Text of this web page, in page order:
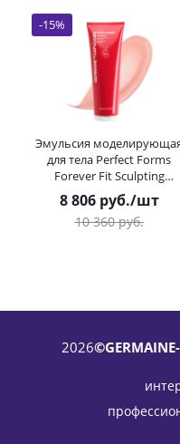
Эмульсия
для тела Perfect Forms
Forever Fit Sculpting
Germaine de Capuccini
(Жермен Де Капучини) 250
мл
8 806руб./шт
10 360руб.
-15%
2026